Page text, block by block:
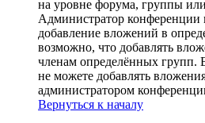
на уровне форума, группы или
Администратор конференции
добавление вложений в
возможно, что добавлять
членам определённых групп.
не можете добавлять
администратором
Вернуться к началу